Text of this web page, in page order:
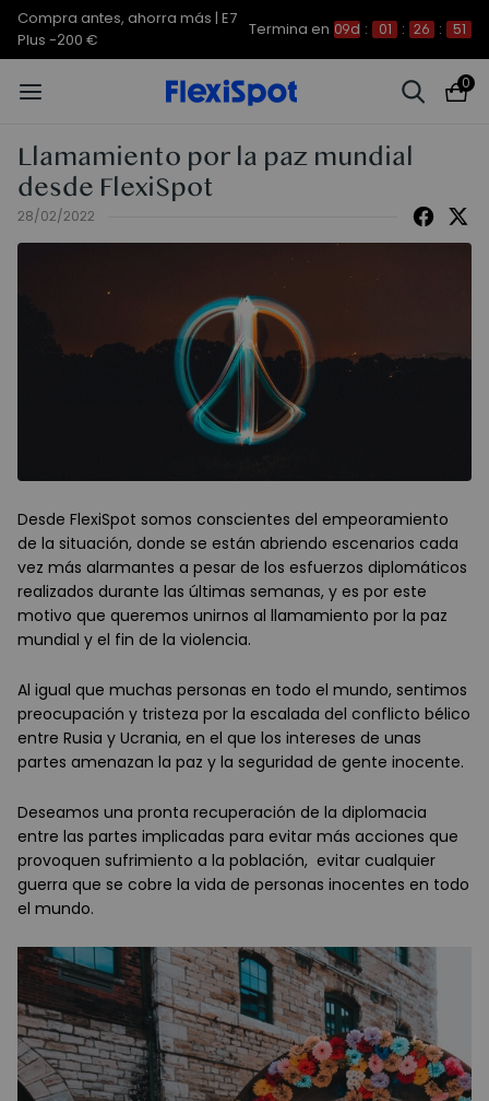
Compra antes, ahorra más | E7
Plus -200 €
Termina en 09d : 01 : 26 : 51
0
Llamamiento por la paz mundial
desde FlexiSpot
28/02/2022
Desde FlexiSpot somos conscientes del empeoramiento
de la situación, donde se están abriendo escenarios cada
vez más alarmantes a pesar de los esfuerzos diplomáticos
realizados durante las últimas semanas, y es por este
motivo que queremos unirnos al llamamiento por la paz
mundial y el fin de la violencia.
Al igual que muchas personas en todo el mundo, sentimos
preocupación y tristeza por la escalada del conflicto bélico
entre Rusia y Ucrania, en el que los intereses de unas
partes amenazan la paz y la seguridad de gente inocente.
Deseamos una pronta recuperación de la diplomacia
entre las partes implicadas para evitar más acciones que
provoquen sufrimiento a la población, evitar cualquier
guerra que se cobre la vida de personas inocentes en todo
el mundo.